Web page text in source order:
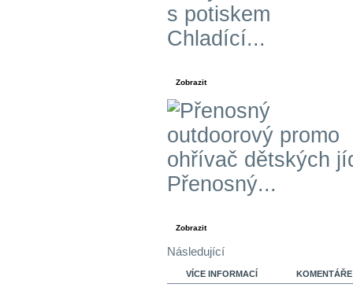
Chladící...
Zobrazit
Přenosný...
Zobrazit
Následující
VÍCE INFORMACÍ